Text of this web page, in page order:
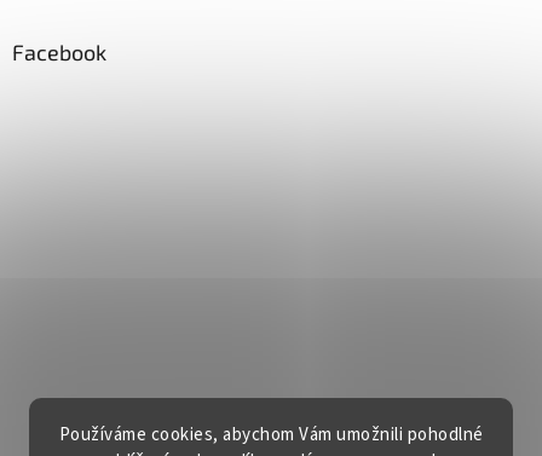
Používáme cookies, abychom Vám umožnili pohodlné
Facebook